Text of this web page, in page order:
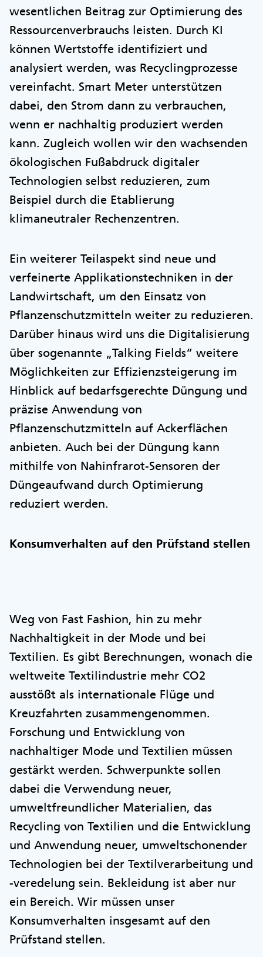
wesentlichen Beitrag zur Optimierung des
Ressourcenverbrauchs leisten. Durch KI
können Wertstoffe identifiziert und
analysiert werden, was Recyclingprozesse
vereinfacht. Smart Meter unterstützen
dabei, den Strom dann zu verbrauchen,
wenn er nachhaltig produziert werden
kann. Zugleich wollen wir den wachsenden
ökologischen Fußabdruck digitaler
Technologien selbst reduzieren, zum
Beispiel durch die Etablierung
klimaneutraler Rechenzentren.
Ein weiterer Teilaspekt sind neue und
verfeinerte Applikationstechniken in der
Landwirtschaft, um den Einsatz von
Pflanzenschutzmitteln weiter zu reduzieren.
Darüber hinaus wird uns die Digitalisierung
über sogenannte „Talking Fields“ weitere
Möglichkeiten zur Effizienzsteigerung im
Hinblick auf bedarfsgerechte Düngung und
präzise Anwendung von
Pflanzenschutzmitteln auf Ackerflächen
anbieten. Auch bei der Düngung kann
mithilfe von Nahinfrarot-Sensoren der
Düngeaufwand durch Optimierung
reduziert werden.
Konsumverhalten auf den Prüfstand stellen
Weg von Fast Fashion, hin zu mehr
Nachhaltigkeit in der Mode und bei
Textilien. Es gibt Berechnungen, wonach die
weltweite Textilindustrie mehr CO2
ausstößt als internationale Flüge und
Kreuzfahrten zusammengenommen.
Forschung und Entwicklung von
nachhaltiger Mode und Textilien müssen
gestärkt werden. Schwerpunkte sollen
dabei die Verwendung neuer,
umweltfreundlicher Materialien, das
Recycling von Textilien und die Entwicklung
und Anwendung neuer, umweltschonender
Technologien bei der Textilverarbeitung und
-veredelung sein. Bekleidung ist aber nur
ein Bereich. Wir müssen unser
Konsumverhalten insgesamt auf den
Prüfstand stellen.